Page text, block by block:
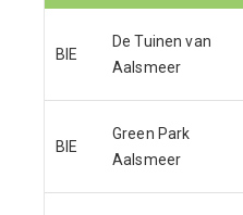
BIE
De Tuinen van
Aalsmeer
BIE
Green Park
Aalsmeer